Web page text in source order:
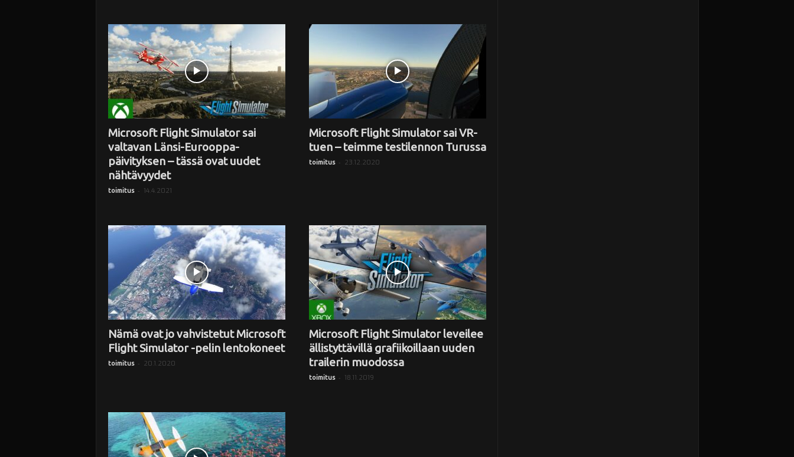
Microsoft Flight Simulator sai
valtavan Länsi-Eurooppa-
päivityksen – tässä ovat uudet
nähtävyydet
toimitus - 14.4.2021
Microsoft Flight Simulator sai VR-
tuen – teimme testilennon Turussa
toimitus - 23.12.2020
Nämä ovat jo vahvistetut Microsoft
Flight Simulator -pelin lentokoneet
toimitus - 20.1.2020
Microsoft Flight Simulator leveilee
ällistyttävillä grafiikoillaan uuden
trailerin muodossa
toimitus - 18.11.2019